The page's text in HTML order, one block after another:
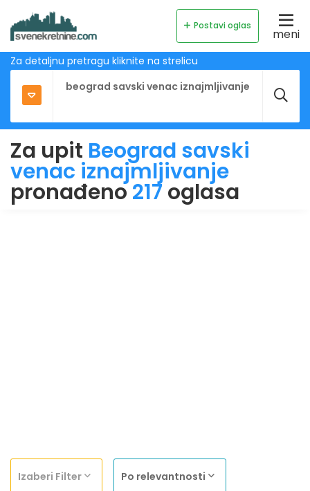
Postavi oglas
meni
Za detaljnu pretragu kliknite na strelicu
Za upit Beograd savski
venac iznajmljivanje
pronađeno217oglasa
Izaberi Filter Po relevantnosti